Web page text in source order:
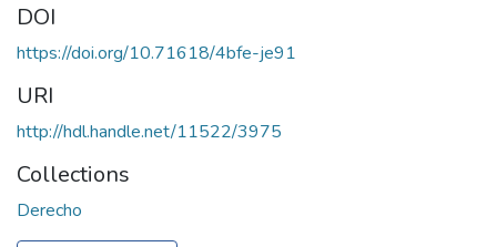
DOI
https://doi.org/10.71618/4bfe-je91
URI
http://hdl.handle.net/11522/3975
Collections
Derecho